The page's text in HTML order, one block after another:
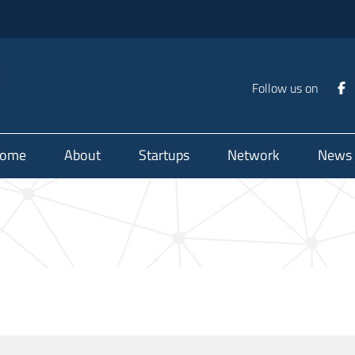
Follow us on
About Startups Network News